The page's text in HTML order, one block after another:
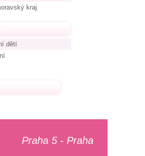
kraj
dětí
Praha 5 - Praha